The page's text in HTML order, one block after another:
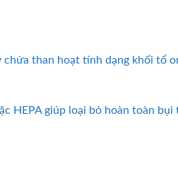
than hoạt tính dạng khối tổ
HEPA giúp loại bỏ hoàn toàn